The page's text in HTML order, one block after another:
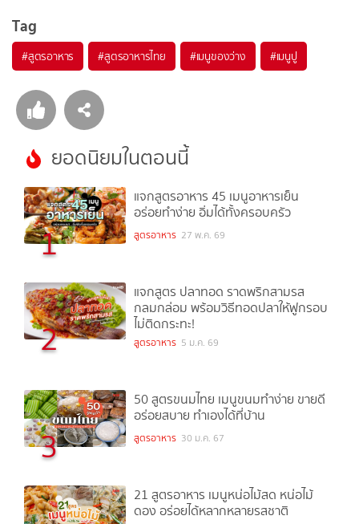
Tag
#สูตรอาหาร #สูตรอาหารไทย #เมนูของว่าง #เมนูปู
ยอดนิยมในตอนนี้
1
แจกสูตรอาหาร 45 เมนูอาหารเย็น
อร่อยทำง่าย อิ่มได้ทั้งครอบครัว
สูตรอาหาร 27 พ.ค. 69
2
แจกสูตร ปลาทอด ราดพริกสามรส
กลมกล่อม พร้อมวิธีทอดปลาให้ฟูกรอบ
ไม่ติดกระทะ!
สูตรอาหาร 5 ม.ค. 69
3
50 สูตรขนมไทย เมนูขนมทำง่าย ขายดี
อร่อยสบาย ทำเองได้ที่บ้าน
สูตรอาหาร 30 ม.ค. 67
21 สูตรอาหาร เมนูหน่อไม้สด หน่อไม้
ดอง อร่อยได้หลากหลายรสชาติ